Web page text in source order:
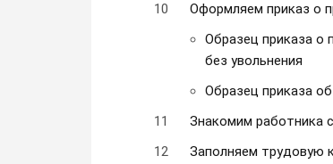
Оформляем приказ о
Образец приказа о
без увольнения
Образец приказа
Знакомим работника
Заполняем трудовую